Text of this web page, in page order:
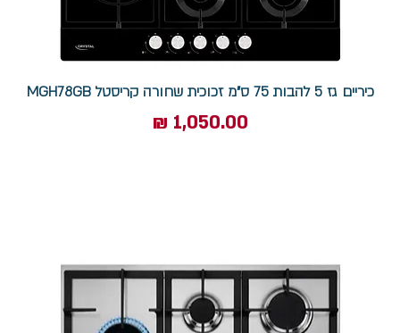
כיריים גז 5 להבות 75 ס"מ זכוכית שחורה קריסטל MGH78GB
מחיר